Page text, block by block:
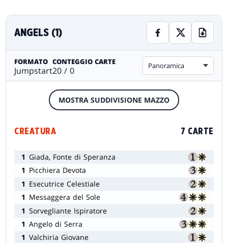
ANGELS (1)
FORMATO
Jumpstart
CONTEGGIO CARTE
20 / 0 Panoramica
MOSTRA SUDDIVISIONE MAZZO
CREATURA 7 CARTE
1 Giada, Fonte di Speranza
1 Picchiera Devota
1 Esecutrice Celestiale
1 Messaggera del Sole
1 Sorvegliante Ispiratore
1 Angelo di Serra
1 Valchiria Giovane